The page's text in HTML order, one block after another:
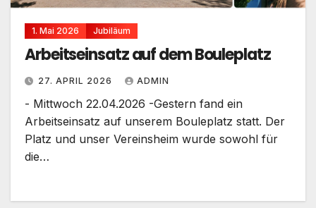
1. Mai 2026 Jubiläum
Arbeitseinsatz auf dem Bouleplatz
27. APRIL 2026 ADMIN
- Mittwoch 22.04.2026 -Gestern fand ein
Arbeitseinsatz auf unserem Bouleplatz statt. Der
Platz und unser Vereinsheim wurde sowohl für
die…